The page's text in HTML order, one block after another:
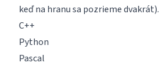
keď na hranu sa pozrieme dvakrát).
C++
Python
Pascal